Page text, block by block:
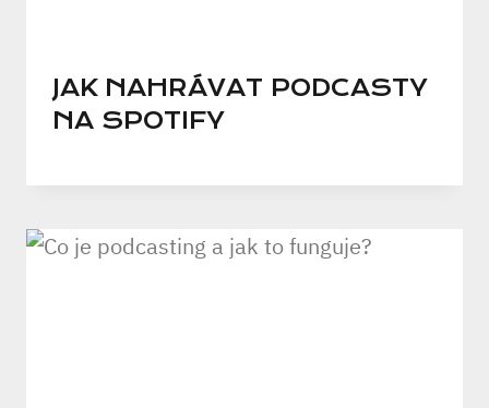
JAK NAHRÁVAT PODCASTY
NA SPOTIFY